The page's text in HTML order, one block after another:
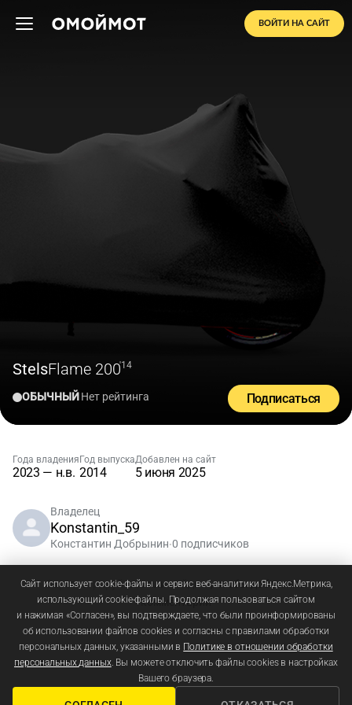
ВОЙТИ НА САЙТ
StelsFlame 200'14
ОБЫЧНЫЙНет рейтинга Подписаться
Года владения
2023 — н.в.
Год выпуска
2014
Добавлен на сайт
5 июня 2025
Владелец
Konstantin_59
Константин Добрынин•0 подписчиков
Зарегистрируйтесьиливойдите, чтобы добавлять
комментарии
Сайт использует cookie-файлы и сервис веб-аналитики Яндекс.Метрика,
использующий cookie-файлы. Продолжая пользоваться сайтом
и нажимая «Согласен», вы подтверждаете, что были проинформированы
об использовании файлов cookies и согласны с правилами обработки
персональных данных, указанными в Политике в отношении обработки
персональных данных. Вы можете отключить файлы cookies в настройках
Вашего браузера.